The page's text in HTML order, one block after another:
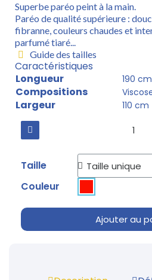
Superbe paréo peint à la main.
Paréo de qualité supérieure :
fibranne, couleurs chaudes et
parfumé tiaré...
Guide des tailles
Caractéristiques
Longueur
190 cm
Compositions
Largeur 110 cm
Taille
Couleur
Ajouter au